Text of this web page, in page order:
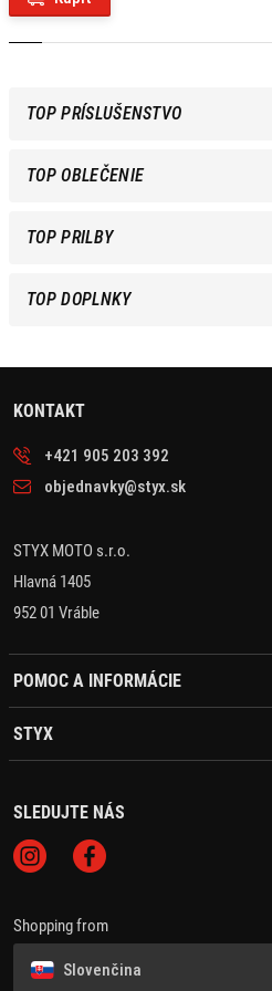
TOP PRÍSLUŠENSTVO
TOP OBLEČENIE
TOP PRILBY
TOP DOPLNKY
KONTAKT
+421 905 203 392
objednavky@styx.sk
STYX MOTO s.r.o.
Hlavná 1405
952 01 Vráble
POMOC A INFORMÁCIE
STYX
SLEDUJTE NÁS
Shopping from
Slovenčina